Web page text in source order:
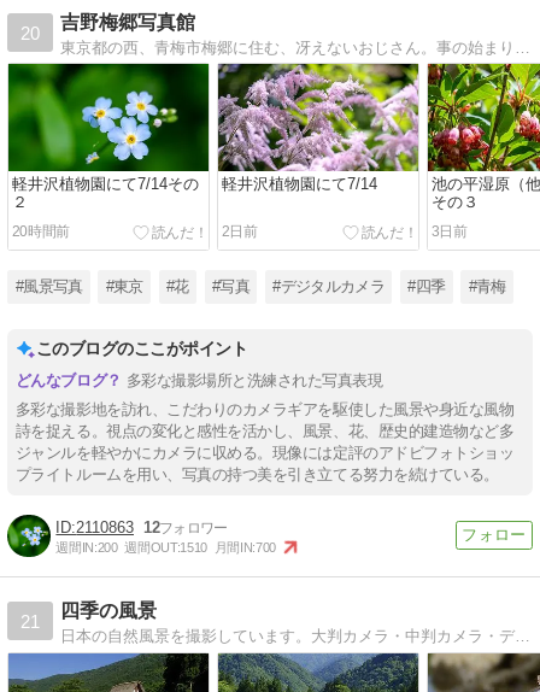
20
吉野梅郷写真館
軽井沢植物園にて7/14その
２
20時間前
軽井沢植物園にて7/14
2日前
池の平湿原（
その３
3日前
#風景写真 #東京 #花 #写真 #デジタルカメラ #四季 #青梅
このブログのここがポイント
多彩な撮影場所と洗練された写真表現
多彩な撮影地を訪れ、こだわりのカメラギアを駆使した風景や身近な風物
詩を捉える。視点の変化と感性を活かし、風景、花、歴史的建造物など多
ジャンルを軽やかにカメラに収める。現像には定評のアドビフォトショッ
プライトルームを用い、写真の持つ美を引き立てる努力を続けている。
2110863 12
週間IN:200 週間OUT:1510 月間IN:700
21
四季の風景
日本の自然風景を撮影しています。大判カメラ・中判カメラ・デジタル一眼カメラを使用して日本中を駆け回っています。